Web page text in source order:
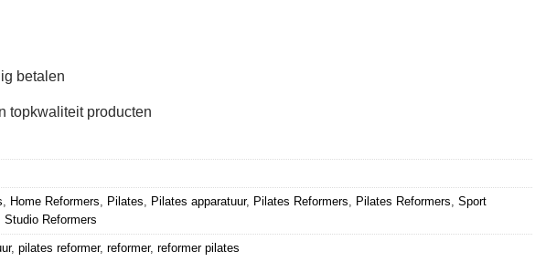
betalen
topkwaliteit producten
Home Reformers Pilates Pilates apparatuur, Pilates Reformers Pilates Reformers Sport
Studio Reformers
, pilates reformer, reformer, reformer pilates